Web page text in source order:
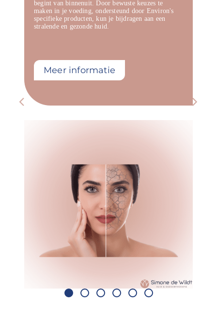
begint van binnenuit. Door bewuste keuzes te
maken in je voeding, ondersteund door Environ's
specifieke producten, kun je bijdragen aan een
stralende en gezonde huid.
Meer informatie